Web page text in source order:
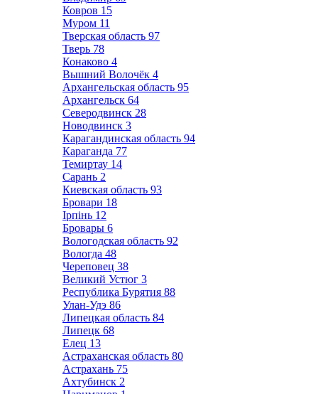
Ковров 15
Муром 11
Тверская область 97
Тверь 78
Конаково 4
Вышний Волочёк 4
Архангельская область 95
Архангельск 64
Северодвинск 28
Новодвинск 3
Карагандинская область 94
Караганда 77
Темиртау 14
Сарань 2
Киевская область 93
Бровари 18
Ірпінь 12
Бровары 6
Вологодская область 92
Вологда 48
Череповец 38
Великий Устюг 3
Республика Бурятия 88
Улан-Удэ 86
Липецкая область 84
Липецк 68
Елец 13
Астраханская область 80
Астрахань 75
Ахтубинск 2